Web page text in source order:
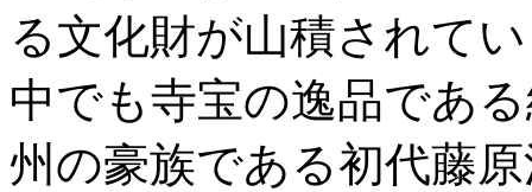
る文化財が山積されて
中でも寺宝の逸品であ
州の豪族である初代藤